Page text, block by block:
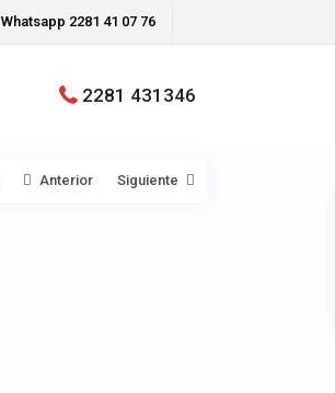
Whatsapp 2281 41 07 76
2281 431346
Anterior Siguiente